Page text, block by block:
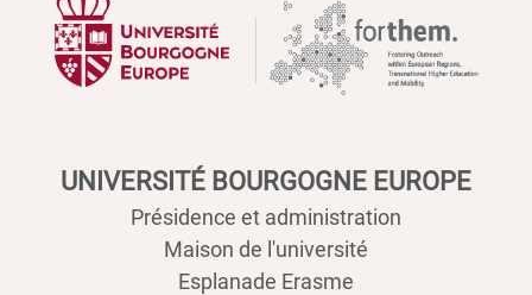
UNIVERSITÉ BOURGOGNE EUROPE
Présidence et administration
Maison de l'université
Esplanade Erasme